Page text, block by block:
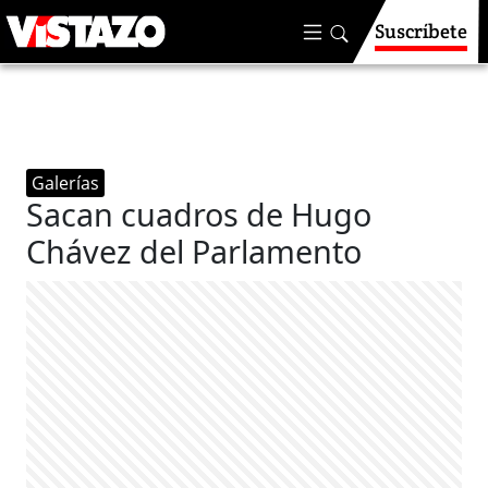
Suscríbete
Galerías
Sacan cuadros de Hugo
Chávez del Parlamento